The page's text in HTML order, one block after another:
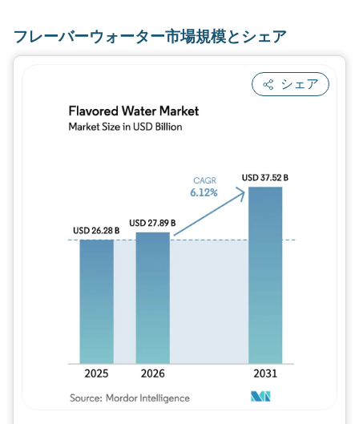
フレーバーウォーター市場規模とシェア
シェア